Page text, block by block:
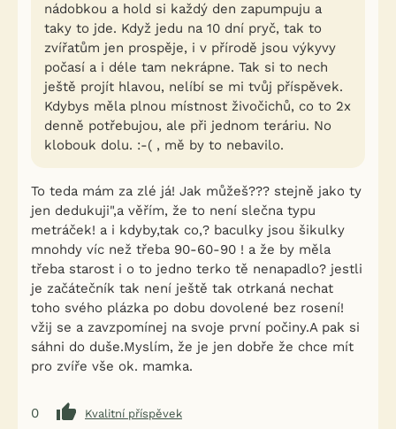
nádobkou a hold si každý den zapumpuju a
taky to jde. Když jedu na 10 dní pryč, tak to
zvířatům jen prospěje, i v přírodě jsou výkyvy
počasí a i déle tam nekrápne. Tak si to nech
ještě projít hlavou, nelíbí se mi tvůj příspěvek.
Kdybys měla plnou místnost živočichů, co to 2x
denně potřebujou, ale při jednom teráriu. No
klobouk dolu. :-( , mě by to nebavilo.
To teda mám za zlé já! Jak můžeš??? stejně jako ty
jen dedukuji",a věřím, že to není slečna typu
metráček! a i kdyby,tak co,? baculky jsou šikulky
mnohdy víc než třeba 90-60-90 ! a že by měla
třeba starost i o to jedno terko tě nenapadlo? jestli
je začátečník tak není ještě tak otrkaná nechat
toho svého plázka po dobu dovolené bez rosení!
vžij se a zavzpomínej na svoje první počiny.A pak si
sáhni do duše.Myslím, že je jen dobře že chce mít
pro zvíře vše ok. mamka.
0 Kvalitní příspěvek